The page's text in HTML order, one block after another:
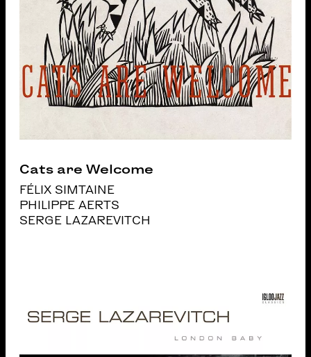
Cats are Welcome
FÉLIX SIMTAINE
PHILIPPE AERTS
SERGE LAZAREVITCH